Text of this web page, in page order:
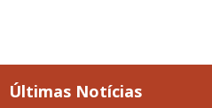
Últimas Notícias